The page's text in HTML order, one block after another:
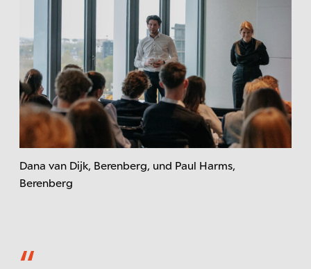
Dana van Dijk, Berenberg, und Paul Harms,
Berenberg